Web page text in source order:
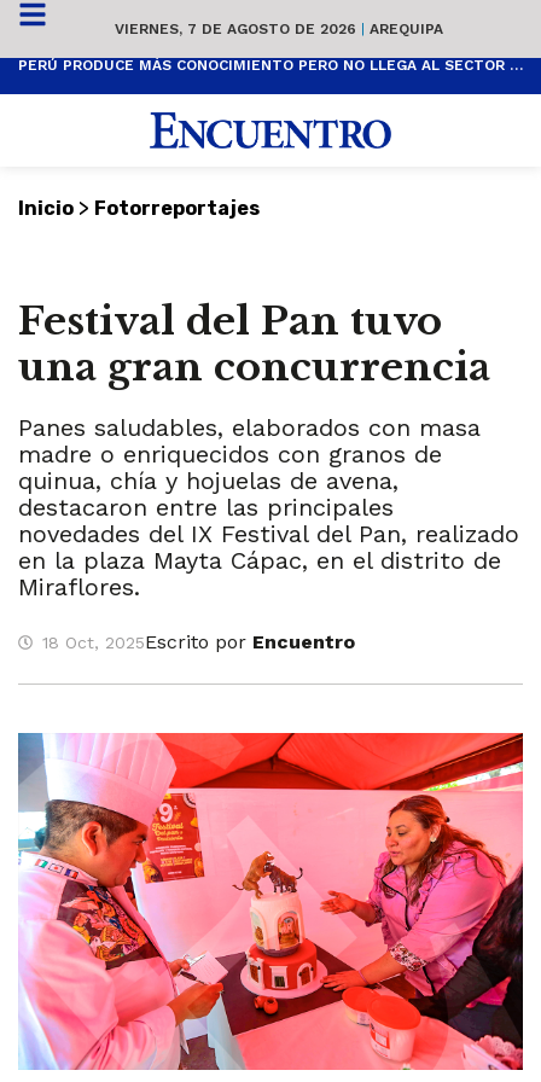
VIERNES, 7 DE AGOSTO DE 2026 | AREQUIPA
PERÚ PRODUCE MÁS CONOCIMIENTO PERO NO LLEGA AL SECTOR PRODUCTIVO
Inicio > Fotorreportajes
Festival del Pan tuvo
una gran concurrencia
Panes saludables, elaborados con masa
madre o enriquecidos con granos de
quinua, chía y hojuelas de avena,
destacaron entre las principales
novedades del IX Festival del Pan, realizado
en la plaza Mayta Cápac, en el distrito de
Miraflores.
18 Oct, 2025Escrito por Encuentro